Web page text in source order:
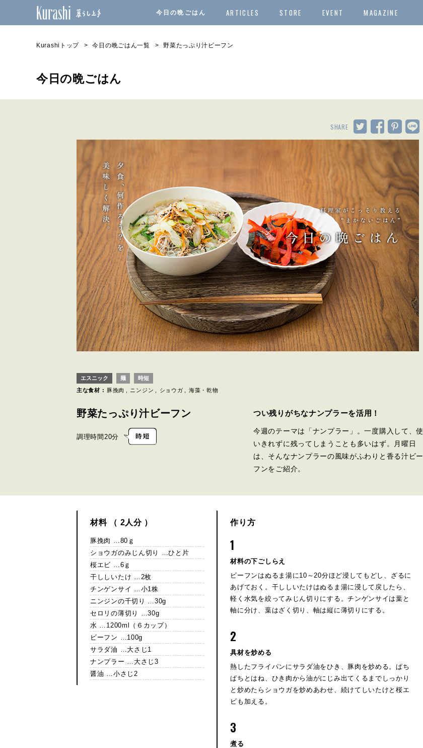
今日の晩ごはん ARTICLES STORE EVENT MAGAZINE
Kurashiトップ 今日の晩ごはん一覧 野菜たっぷり汁ビーフン
今日の晩ごはん
SHARE
エスニック 麺
時短
主な食材 : 豚挽肉 ニンジン ショウガ 海藻・乾物
野菜たっぷり汁ビーフン
調理時間 20分
つい残りがちなナンプラーを活用！
今週のテーマは「ナンプラー」。一度購入して、使
いきれずに残ってしまうことも多いはず。月曜日
は、そんなナンプラーの風味がふわりと香る汁ビー
フンをご紹介。
材料 （ 2人分 ）
豚挽肉 …80ｇ
ショウガのみじん切り …ひと片
桜エビ …6ｇ
干ししいたけ …2枚
チンゲンサイ …小1株
ニンジンの千切り …30g
セロリの薄切り …30g
水 …1200ml（６カップ）
ビーフン …100g
サラダ油 …大さじ1
ナンプラー …大さじ3
醤油 …小さじ2
作り方
1
材料の下ごしらえ
ビーフンはぬるま湯に10～20分ほど浸してもどし、ざるに
あげておく。干ししいたけはぬるま湯に浸して戻したら、
軽く水気を絞ってみじん切りにする。チンゲンサイは葉と
軸に分け、葉はざく切り、軸は縦に薄切りにする。
2
具材を炒める
熱したフライパンにサラダ油をひき、豚肉を炒める。ぱち
ぱちとはね、ひき肉から油がにじみ出てくるまでしっかり
と炒めたらショウガを炒めあわせ、続けてしいたけと桜エ
ビも加える。
3
煮る